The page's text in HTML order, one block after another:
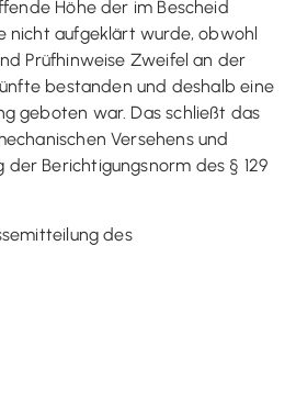
Höhe der im Bescheid
nicht aufgeklärt wurde, obwohl
Prüfhinweise Zweifel an der
bestanden und deshalb eine
geboten war. Das schließt das
Versehens und
Berichtigungsnorm des § 129
des